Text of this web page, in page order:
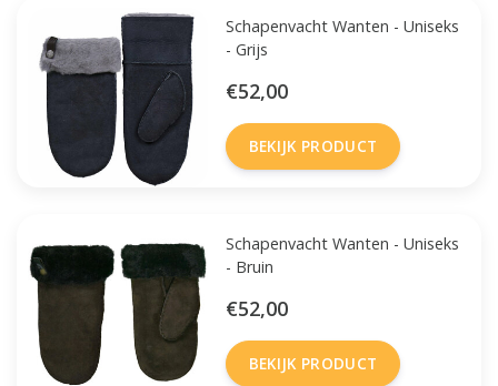
Schapenvacht Wanten - Uniseks
- Grijs
€52,00
BEKIJK PRODUCT
Schapenvacht Wanten - Uniseks
- Bruin
€52,00
BEKIJK PRODUCT